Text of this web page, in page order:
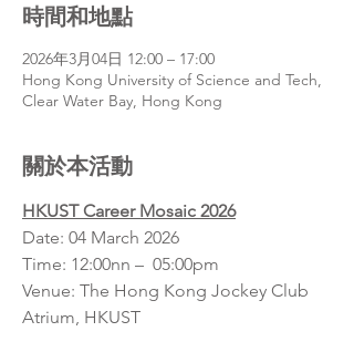
時間和地點
2026年3月04日 12:00 – 17:00
Hong Kong University of Science and Tech,
Clear Water Bay, Hong Kong
關於本活動
HKUST Career Mosaic 2026
Date: 04 March 2026
Time: 12:00nn –  05:00pm
Venue: The Hong Kong Jockey Club
Atrium, HKUST